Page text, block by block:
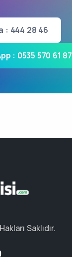
: 444 28 46
: 0535 570 61 87
Saklıdır.